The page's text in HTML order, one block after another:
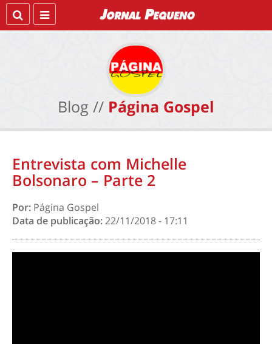
Blog // Página Gospel
Entrevista com Michelle
Bolsonaro – Parte 2
Por: Página Gospel
Data de publicação:22/11/2018 - 17:11